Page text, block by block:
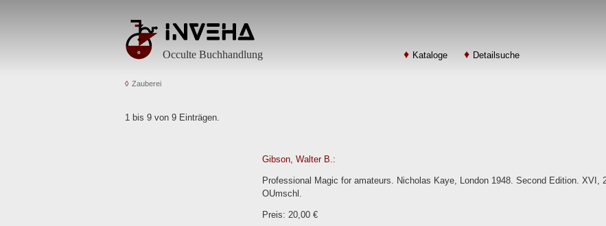
Occulte Buchhandlung Kataloge Detailsuche
Zauberei
1 bis 9 von 9 Einträgen.
Gibson, Walter B.:
Professional Magic for amateurs. Nicholas Kaye, London 1948. Second Edition. XVI,
OUmschl.
Preis: 20,00 €